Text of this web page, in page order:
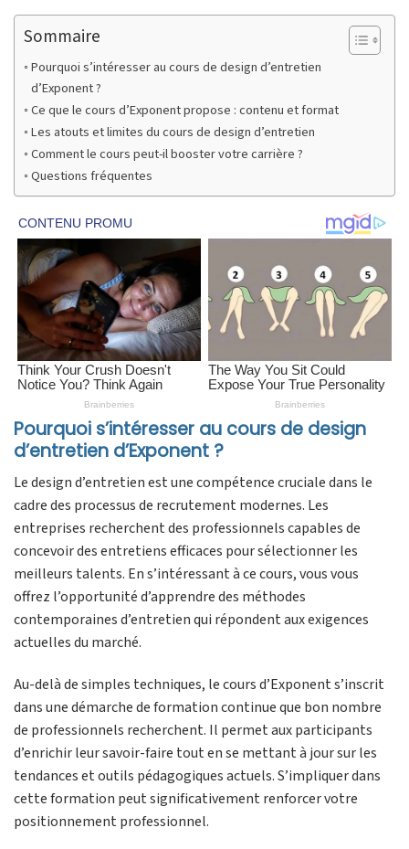
Sommaire
Pourquoi s’intéresser au cours de design d’entretien
d’Exponent ?
Ce que le cours d’Exponent propose : contenu et format
Les atouts et limites du cours de design d’entretien
Comment le cours peut-il booster votre carrière ?
Questions fréquentes
Pourquoi s’intéresser au cours de design
d’entretien d’Exponent ?
Le design d’entretien est une compétence cruciale dans le
cadre des processus de recrutement modernes. Les
entreprises recherchent des professionnels capables de
concevoir des entretiens efficaces pour sélectionner les
meilleurs talents. En s’intéressant à ce cours, vous vous
offrez l’opportunité d’apprendre des méthodes
contemporaines d’entretien qui répondent aux exigences
actuelles du marché.
Au-delà de simples techniques, le cours d’Exponent s’inscrit
dans une démarche de formation continue que bon nombre
de professionnels recherchent. Il permet aux participants
d’enrichir leur savoir-faire tout en se mettant à jour sur les
tendances et outils pédagogiques actuels. S’impliquer dans
cette formation peut significativement renforcer votre
positionnement professionnel.